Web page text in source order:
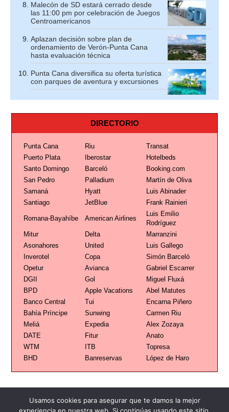
Malecón de SD estará cerrado desde
las 11:00 pm por celebración de Juegos
Centroamericanos
Aplazan decisión sobre plan de
ordenamiento de Verón-Punta Cana
hasta evaluación técnica
Punta Cana diversifica su oferta turística
con parques de aventura y excursiones
DIRECTORIO
Punta Cana Riu
Transat
Puerto Plata
Iberostar
Hotelbeds
Santo Domingo
Barceló
Booking.com
San Pedro
Palladium
Martín de Oliva
Samaná
Hyatt
Luis Abinader
Santiago
JetBlue Frank Rainieri
Romana-Bayahíbe American Airlines
Luis Emilio
Rodríguez
Mitur
Delta
Marranzini
Asonahores
United
Luis Gallego
Inverotel
Copa
Simón Barceló
Opetur
Avianca
Gabriel Escarrer
DGII
Gol
Miguel Fluxá
BPD
Apple Vacations
Abel Matutes
Banco Central
Tui
Encarna Piñero
Bahía Príncipe
Sunwing
Carmen Riu
Meliá
Expedia
Alex Zozaya
DATE
Fitur
Anato
WTM
ITB
Topresa
BHD
Banreservas López de Haro
Usamos cookies para asegurar que te damos la mejor